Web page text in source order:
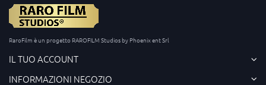
RaroFilm è un progetto RAROFILM Studios by Phoenix ent Srl
IL TUO ACCOUNT
INFORMAZIONI NEGOZIO